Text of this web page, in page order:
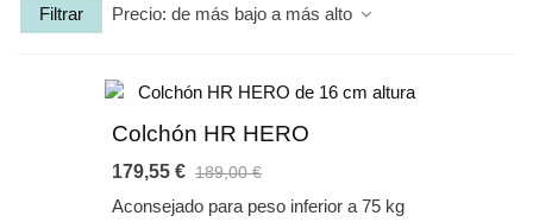
acolchado como espumas super suaves, geles refrigerantes,
mejor acogida en la tumbada.
Este tipo de colchones destacan por su capacidad para
óptima de la columna vertebral, lo que ayuda a reducir los
puntos de presión y a evitar las vueltas en la cama durante la
Filtrar Precio: de más bajo a más alto
Colchón HR HERO
179,55 € 189,00 €
Aconsejado para peso inferior a 75 kg